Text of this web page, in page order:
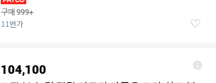
구매999+
11번가
104,100